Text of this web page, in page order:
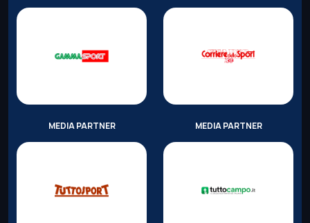
MEDIA PARTNER MEDIA PARTNER